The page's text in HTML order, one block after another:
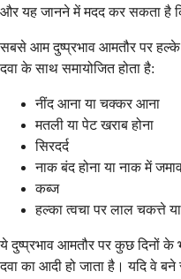
और यह जानने में मदद कर सकता है
सबसे आम दुष्प्रभाव आमतौर पर
दवा के साथ समायोजित होता है:
नींद आना या चक्कर आना
मतली या पेट खराब होना
सिरदर्द
नाक बंद होना या नाक में
कब्ज
हल्का त्वचा पर लाल चकत्ते
ये दुष्प्रभाव आमतौर पर कुछ दिनों के
दवा का आदी हो जाता है। यदि वे